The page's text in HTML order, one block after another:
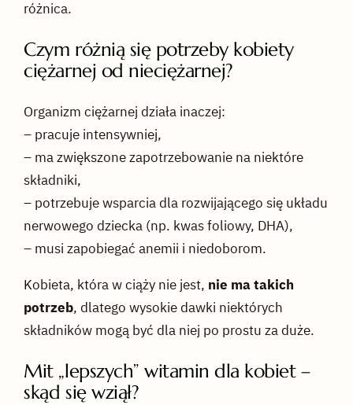
różnica.
Czym różnią się potrzeby kobiety
ciężarnej od nieciężarnej?
Organizm ciężarnej działa inaczej:
– pracuje intensywniej,
– ma zwiększone zapotrzebowanie na niektóre
składniki,
– potrzebuje wsparcia dla rozwijającego się układu
nerwowego dziecka (np. kwas foliowy, DHA),
– musi zapobiegać anemii i niedoborom.
Kobieta, która w ciąży nie jest, nie ma takich
potrzeb, dlatego wysokie dawki niektórych
składników mogą być dla niej po prostu za duże.
Mit „lepszych” witamin dla kobiet –
skąd się wziął?